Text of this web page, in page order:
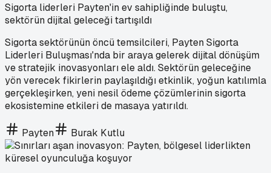
Sigorta liderleri Payten'in ev sahipliğinde buluştu,
sektörün dijital geleceği tartışıldı
Sigorta sektörünün öncü temsilcileri, Payten Sigorta
Liderleri Buluşması'nda bir araya gelerek dijital dönüşüm
ve stratejik inovasyonları ele aldı. Sektörün geleceğine
yön verecek fikirlerin paylaşıldığı etkinlik, yoğun katılımla
gerçekleşirken, yeni nesil ödeme çözümlerinin sigorta
ekosistemine etkileri de masaya yatırıldı.
Payten Burak Kutlu